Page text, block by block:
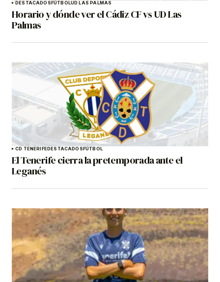
DESTACADOSFÚTBOLUD LAS PALMAS
Horario y dónde ver el Cádiz CF vs UD Las
Palmas
CD TENERIFEDESTACADOSFÚTBOL
El Tenerife cierra la pretemporada ante el
Leganés